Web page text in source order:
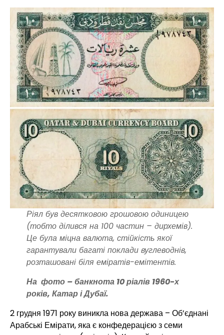
Ріял був десятковою грошовою одиницею
(тобто ділився на 100 частин – дирхемів).
Це була міцна валюта, стійкість якої
гарантували багаті поклади вуглеводнів,
розташовані біля еміратів-емітентів.
На фото – банкнота 10 ріалів 1960-х
років, Катар і Дубаї.
2 грудня 1971 року виникла нова держава – Об’єднані
Арабські Емірати, яка є конфедерацією з семи